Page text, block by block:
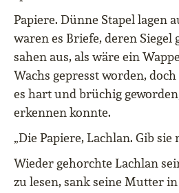
Papiere. Dünne Stapel lagen
waren es Briefe, deren Siegel
sahen aus, als wäre ein
Wachs gepresst worden,
es hart und brüchig
erkennen konnte.
„Die Papiere, Lachlan. Gib sie
Wieder gehorchte Lachlan
zu lesen, sank seine Mutter